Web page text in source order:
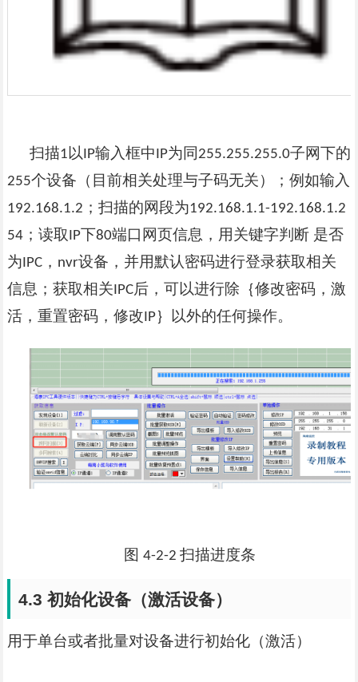
扫描1 以 IP输入框中 IP为同255.255.255.0子网下的
255个设备（目前相关处理与子码无关）；例如输入
192.168.1.2 ；扫描的网段为192.168.1.1-192.168.1.2
54；读取 IP下80端口网页信息，用关键字判断 是否
为 IPC， nvr设备，并用默认密码进行登录获取相关
信息；获取相关 IPC后，可以进行除｛修改密码，激
活，重置密码，修改 IP｝以外的任何操作。
图 4-2-2扫描进度条
4.3 初始化设备（激活设备）
用于单台或者批量对设备进行初始化（激活）